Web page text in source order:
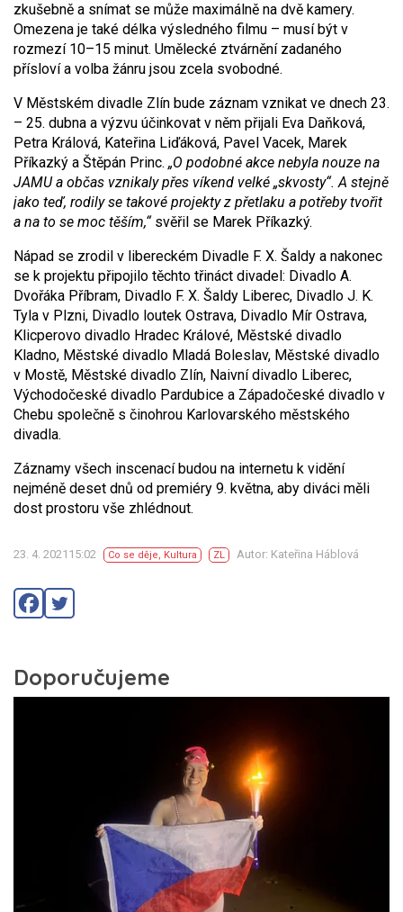
zkušebně a snímat se může maximálně na dvě kamery.
Omezena je také délka výsledného filmu – musí být v
rozmezí 10–15 minut. Umělecké ztvárnění zadaného
přísloví a volba žánru jsou zcela svobodné.
V Městském divadle Zlín bude záznam vznikat ve dnech 23.
– 25. dubna a výzvu účinkovat v něm přijali Eva Daňková,
Petra Králová, Kateřina Liďáková, Pavel Vacek, Marek
Příkazký a Štěpán Princ. „O podobné akce nebyla nouze na
JAMU a občas vznikaly přes víkend velké „skvosty“. A stejně
jako teď, rodily se takové projekty z přetlaku a potřeby tvořit
a na to se moc těším,“svěřil se Marek Příkazký.
Nápad se zrodil v libereckém Divadle F. X. Šaldy a nakonec
se k projektu připojilo těchto třináct divadel: Divadlo A.
Dvořáka Příbram, Divadlo F. X. Šaldy Liberec, Divadlo J. K.
Tyla v Plzni, Divadlo loutek Ostrava, Divadlo Mír Ostrava,
Klicperovo divadlo Hradec Králové, Městské divadlo
Kladno, Městské divadlo Mladá Boleslav, Městské divadlo
v Mostě, Městské divadlo Zlín, Naivní divadlo Liberec,
Východočeské divadlo Pardubice a Západočeské divadlo v
Chebu společně s činohrou Karlovarského městského
divadla.
Záznamy všech inscenací budou na internetu k vidění
nejméně deset dnů od premiéry 9. května, aby diváci měli
dost prostoru vše zhlédnout.
23. 4. 202115:02 Co se děje, Kultura ZL Autor: Kateřina Háblová